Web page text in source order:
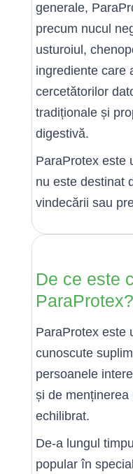
generale,
precum nucul
usturoiul,
ingrediente care
cercetătorilor
tradiționale și
digestivă.
ParaProtex este
nu este destinat
vindecării sau
De ce este
ParaProtex?
ParaProtex este
cunoscute
persoanele
și de
echilibrat.
De-a lungul
popular în